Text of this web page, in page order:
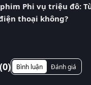
gây bão tại RoPhim
Berlin – tên gốc Money
Phi vụ triệu đô:
thoại không?
máy tính bảng, laptop,
là xem được,
0) Bình luận Đánh giá